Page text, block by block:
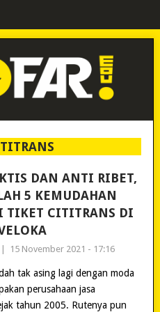
DAN ANTI RIBET,
5 KEMUDAHAN
TIKET CITITRANS DI
15 November 2021 - 17:16
tak asing lagi dengan moda
perusahaan jasa
tahun 2005. Rutenya pun